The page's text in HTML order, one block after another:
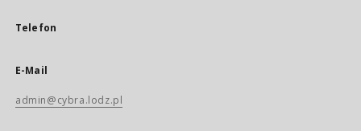
Telefon
E-Mail
admin@cybra.lodz.pl